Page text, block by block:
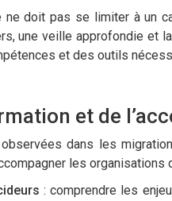
ne doit pas se limiter à un
une veille approfondie et
et des outils
et de
dans les
les organisations
: comprendre les